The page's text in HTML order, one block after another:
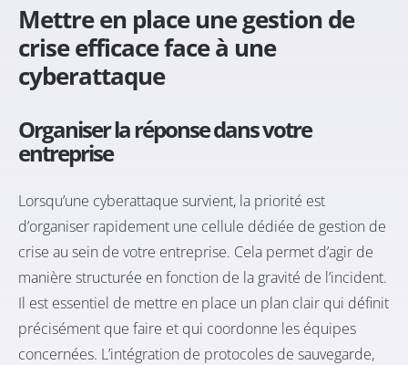
Mettre en place une gestion de
crise efficace face à une
cyberattaque
Organiser la réponse dans votre
entreprise
Lorsqu’une cyberattaque survient, la priorité est
d’organiser rapidement une cellule dédiée de gestion de
crise au sein de votre entreprise. Cela permet d’agir de
manière structurée en fonction de la gravité de l’incident.
Il est essentiel de mettre en place un plan clair qui définit
précisément que faire et qui coordonne les équipes
concernées. L’intégration de protocoles de sauvegarde,